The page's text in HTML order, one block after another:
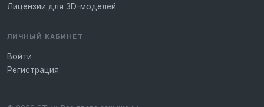
Лицензии для 3D-моделей
ЛИЧНЫЙ КАБИНЕТ
Войти
Регистрация